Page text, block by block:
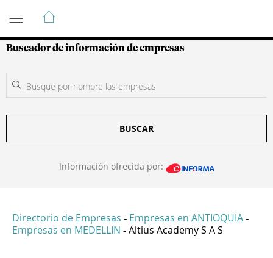
Guía de Empresas Colombianas
Buscador de información de empresas
BUSCAR
Información ofrecida por:
Directorio de Empresas - Empresas en ANTIOQUIA -
Empresas en MEDELLIN - Altius Academy S A S